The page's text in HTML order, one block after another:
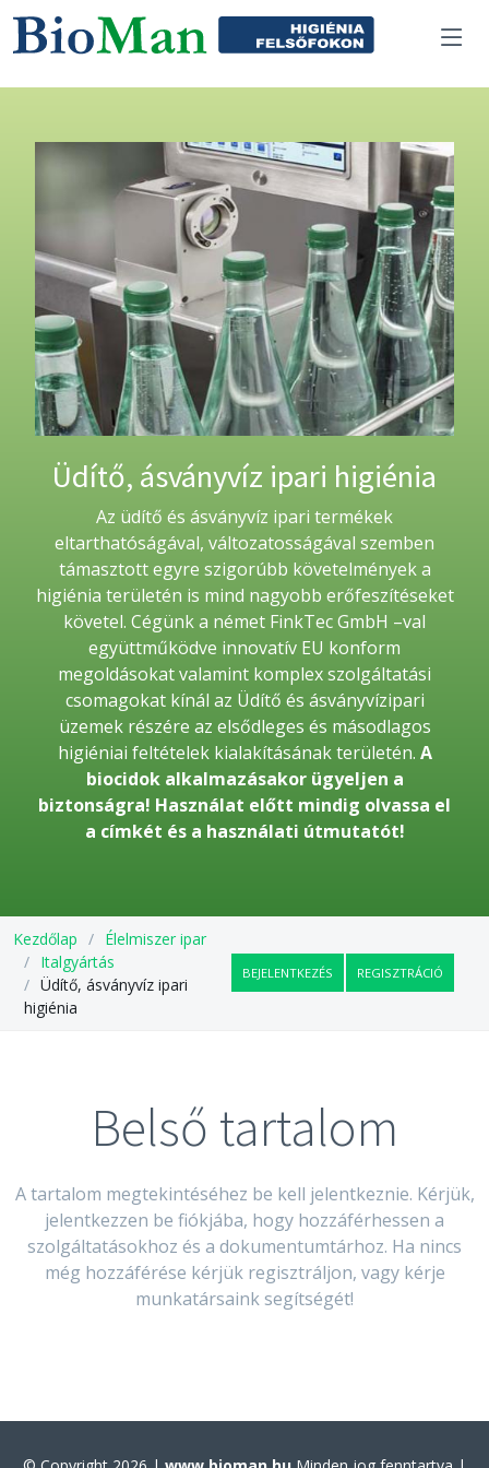
Üdítő, ásványvíz ipari higiénia
Az üdítő és ásványvíz ipari termékek
eltarthatóságával, változatosságával szemben
támasztott egyre szigorúbb követelmények a
higiénia területén is mind nagyobb erőfeszítéseket
követel. Cégünk a német FinkTec GmbH –val
együttműködve innovatív EU konform
megoldásokat valamint komplex szolgáltatási
csomagokat kínál az Üdítő és ásványvízipari
üzemek részére az elsődleges és másodlagos
higiéniai feltételek kialakításának területén. A
biocidok alkalmazásakor ügyeljen a
biztonságra! Használat előtt mindig olvassa el
a címkét és a használati útmutatót!
Kezdőlap
Élelmiszer ipar
Italgyártás
Üdítő, ásványvíz ipari
higiénia
BEJELENTKEZÉS REGISZTRÁCIÓ
Belső tartalom
A tartalom megtekintéséhez be kell jelentkeznie. Kérjük,
jelentkezzen be fiókjába, hogy hozzáférhessen a
szolgáltatásokhoz és a dokumentumtárhoz. Ha nincs
még hozzáférése kérjük regisztráljon, vagy kérje
munkatársaink segítségét!